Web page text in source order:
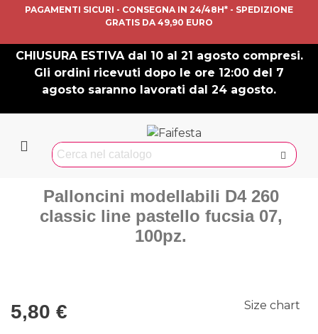
PAGAMENTI SICURI - CONSEGNA IN 24/48H* - SPEDIZIONE
GRATIS DA 49,90 EURO
CHIUSURA ESTIVA dal 10 al 21 agosto compresi.
Gli ordini ricevuti dopo le ore 12:00 del 7
agosto saranno lavorati dal 24 agosto.
Palloncini modellabili D4 260
classic line pastello fucsia 07,
100pz.
5,80 € Size chart